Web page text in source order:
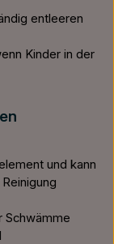
entleeren
Kinder in der
und kann
Schwämme